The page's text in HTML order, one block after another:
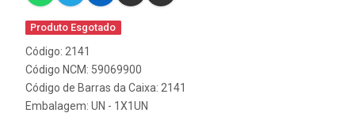
Produto Esgotado
Código: 2141
Código NCM: 59069900
Código de Barras da Caixa: 2141
Embalagem: UN - 1X1UN